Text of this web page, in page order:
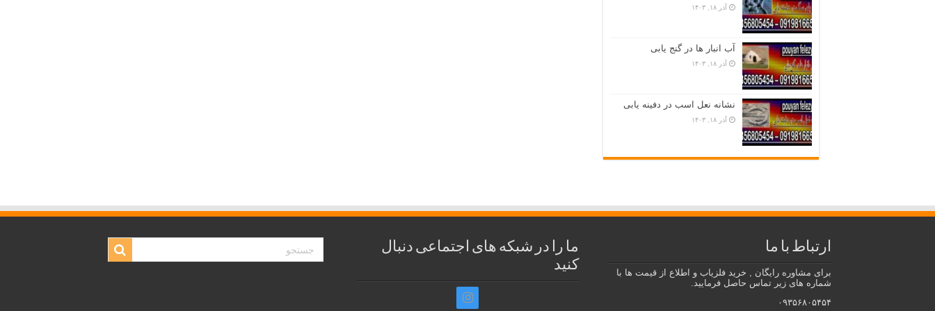
آذر ۱۸, ۱۴۰۳
آب انبار ها در گنج یابی
آذر ۱۸, ۱۴۰۳
نشانه نعل اسب در دفینه یابی
آذر ۱۸, ۱۴۰۳
ارتباط با ما
برای مشاوره رایگان , خرید فلزیاب و اطلاع از قیمت ها با
شماره های زیر تماس حاصل فرمایید.
۰۹۳۵۶۸۰۵۴۵۴
ما را در شبکه های اجتماعی دنبال
کنید